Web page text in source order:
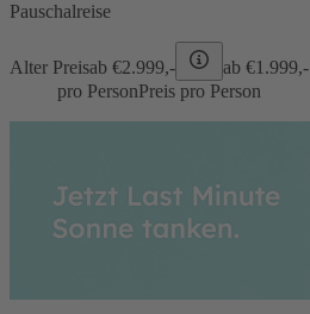
Pauschalreise
Alter Preisab €2.999,- ab €1.999,-
pro PersonPreis pro Person